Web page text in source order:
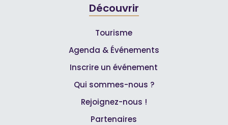
Découvrir
Tourisme
Agenda & Événements
Inscrire un événement
Qui sommes-nous ?
Rejoignez-nous !
Partenaires